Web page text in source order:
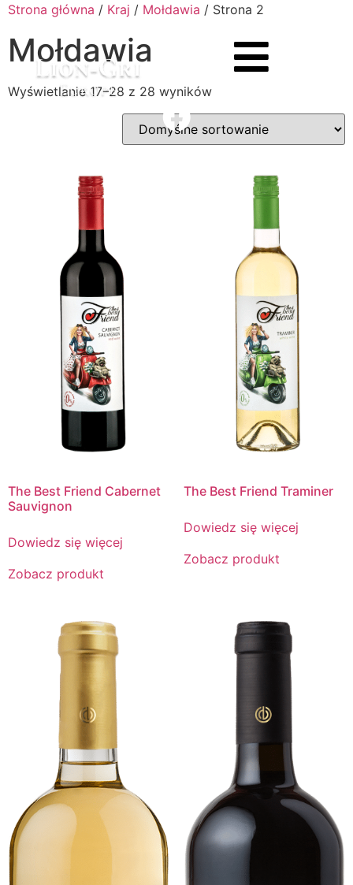
Strona główna / Kraj / Mołdawia / Strona 2
Mołdawia
Wyświetlanie 17–28 z 28 wyników
The Best Friend Cabernet
Sauvignon
Dowiedz się więcej
Zobacz produkt
The Best Friend Traminer
Dowiedz się więcej
Zobacz produkt